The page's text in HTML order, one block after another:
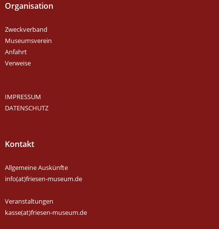
Organisation
Zweckverband
Museumsverein
Anfahrt
Verweise
IMPRESSUM
DATENSCHUTZ
Kontakt
Allgemeine Auskünfte
info(at)friesen-museum.de
Veranstaltungen
kasse(at)friesen-museum.de